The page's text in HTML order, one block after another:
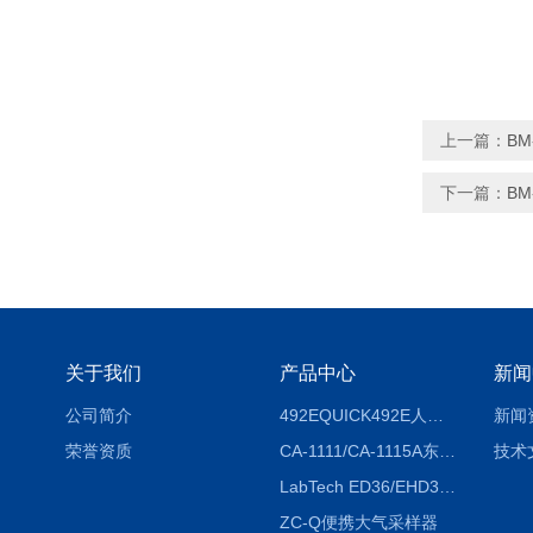
上一篇：
下一篇：
关于我们
公司简介
荣誉资质
产品中心
CA-1111/CA-1115A东京理化EYELA CA-1111/CA-1115A冷却水循环装置
ZC-Q便携大气采样器
新
新闻
技术